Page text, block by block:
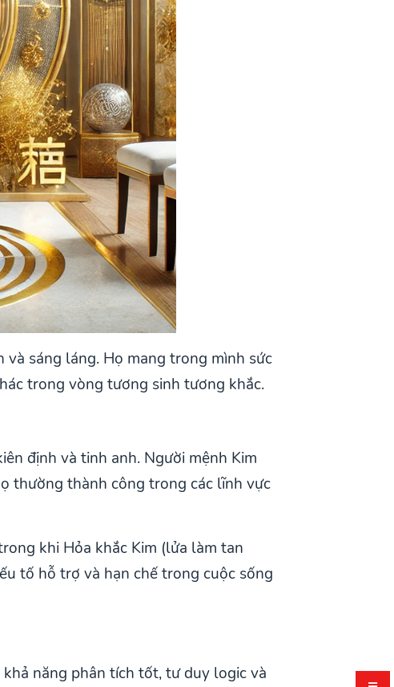
sáng láng. Họ mang trong mình sức
trong vòng tương sinh tương khắc.
định và tinh anh. Người mệnh Kim
thường thành công trong các lĩnh vực
khi Hỏa khắc Kim (lửa làm tan
tố hỗ trợ và hạn chế trong cuộc sống
năng phân tích tốt, tư duy logic và